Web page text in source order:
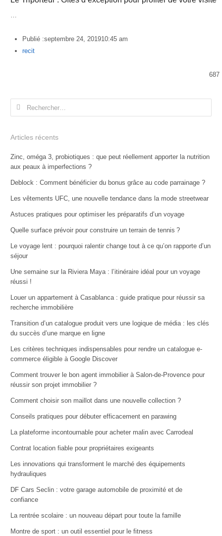
…
Publié :septembre 24, 201910:45 am
Author
recit
687
Rechercher :
Articles récents
Zinc, oméga 3, probiotiques : que peut réellement apporter la nutrition
aux peaux à imperfections ?
Deblock : Comment bénéficier du bonus grâce au code parrainage ?
Les vêtements UFC, une nouvelle tendance dans la mode streetwear
Astuces pratiques pour optimiser les préparatifs d’un voyage
Quelle surface prévoir pour construire un terrain de tennis ?
Le voyage lent : pourquoi ralentir change tout à ce qu’on rapporte d’un
séjour
Une semaine sur la Riviera Maya : l’itinéraire idéal pour un voyage
réussi !
Louer un appartement à Casablanca : guide pratique pour réussir sa
recherche immobilière
Transition d’un catalogue produit vers une logique de média : les clés
du succès d’une marque en ligne
Les critères techniques indispensables pour rendre un catalogue e-
commerce éligible à Google Discover
Comment trouver le bon agent immobilier à Salon-de-Provence pour
réussir son projet immobilier ?
Comment choisir son maillot dans une nouvelle collection ?
Conseils pratiques pour débuter efficacement en parawing
La plateforme incontournable pour acheter malin avec Carrodeal
Contrat location fiable pour propriétaires exigeants
Les innovations qui transforment le marché des équipements
hydrauliques
DF Cars Seclin : votre garage automobile de proximité et de
confiance
La rentrée scolaire : un nouveau départ pour toute la famille
Montre de sport : un outil essentiel pour le fitness